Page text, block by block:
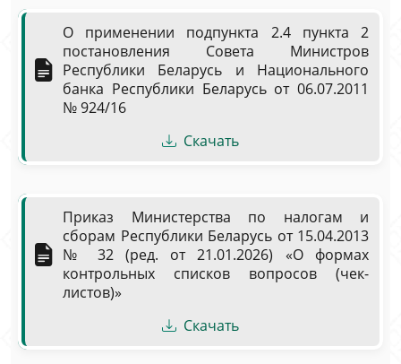
О применении подпункта 2.4 пункта 2
постановления Совета Министров
Республики Беларусь и Национального
банка Республики Беларусь от 06.07.2011
№ 924/16
Скачать
Приказ Министерства по налогам и
сборам Республики Беларусь от 15.04.2013
№ 32 (ред. от 21.01.2026) «О формах
контрольных списков вопросов (чек-
листов)»
Скачать